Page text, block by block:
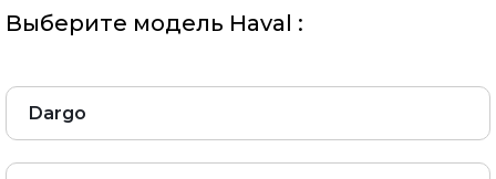
Выберите модель Haval :
Dargo